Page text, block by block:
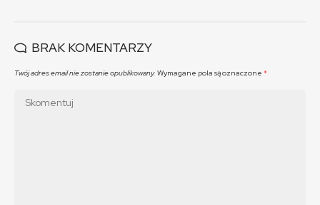
BRAK KOMENTARZY
Twój adres email nie zostanie opublikowany. Wymagane pola są oznaczone *